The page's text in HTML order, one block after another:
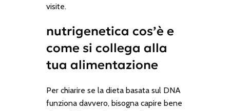
visite.
nutrigenetica cos’è e
come si collega alla
tua alimentazione
Per chiarire se la dieta basata sul DNA
funziona davvero, bisogna capire bene